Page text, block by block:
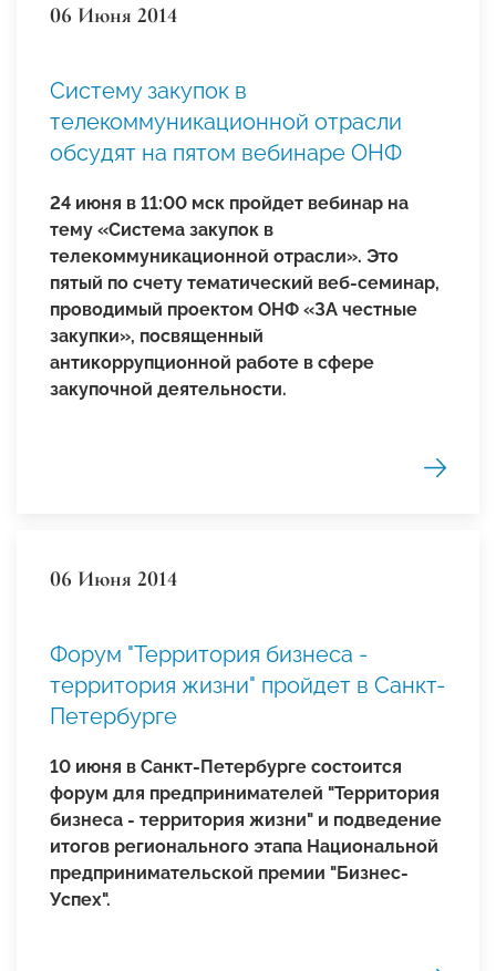
06 Июня 2014
Систему закупок в
телекоммуникационной отрасли
обсудят на пятом вебинаре ОНФ
24 июня в 11:00 мск пройдет вебинар на
тему «Система закупок в
телекоммуникационной отрасли». Это
пятый по счету тематический веб-семинар,
проводимый проектом ОНФ «ЗА честные
закупки», посвященный
антикоррупционной работе в сфере
закупочной деятельности.
06 Июня 2014
Форум "Территория бизнеса -
территория жизни" пройдет в Санкт-
Петербурге
10 июня в Санкт-Петербурге состоится
форум для предпринимателей "Территория
бизнеса - территория жизни" и подведение
итогов регионального этапа Национальной
предпринимательской премии "Бизнес-
Успех".